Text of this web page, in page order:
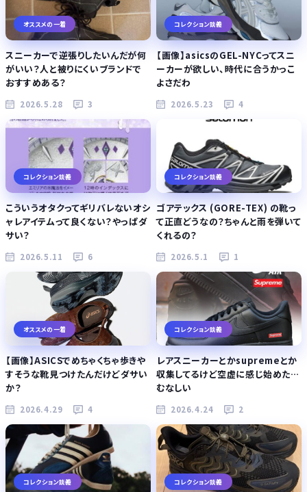
オススメの一着
スニーカーで逆張りしたいんだが何
がいい？人と被りにくいブランドで
おすすめある？
2026.5.28 3
コレクション談義
【画像】asicsのGEL-NYCってスニ
ーカーが欲しい、時代に合うかっこ
よさだわ
2026.5.23 4
コレクション談義
こういうオタクってギリバレないオシ
ャレアイテムって良くない？やっぱダ
サい？
2026.5.11 6
コレクション談義
ゴアテックス (GORE-TEX) の靴っ
て正直どうなの？ちゃんと雨を弾いて
くれるの？
2026.5.1 1
オススメの一着
【画像】ASICSでめちゃくちゃ歩きや
すそうな靴見つけたんだけどダサい
か？
2026.4.29 4
コレクション談義
レアスニーカーとかsupremeとか
収集してるけど空虚に感じ始めた…
むなしい
2026.4.24 2
コレクション談義 コレクション談義